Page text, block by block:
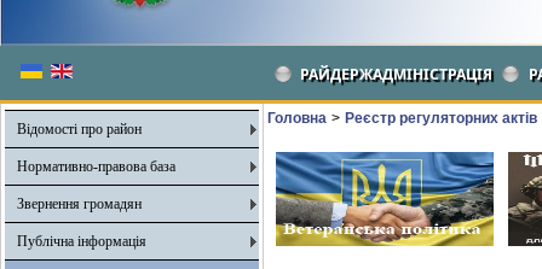
РАЙДЕРЖАДМІНІСТРАЦІЯ
Відомості про район
Нормативно-правова база
Звернення громадян
Публічна інформація
Головна > Реєстр регуляторних актів